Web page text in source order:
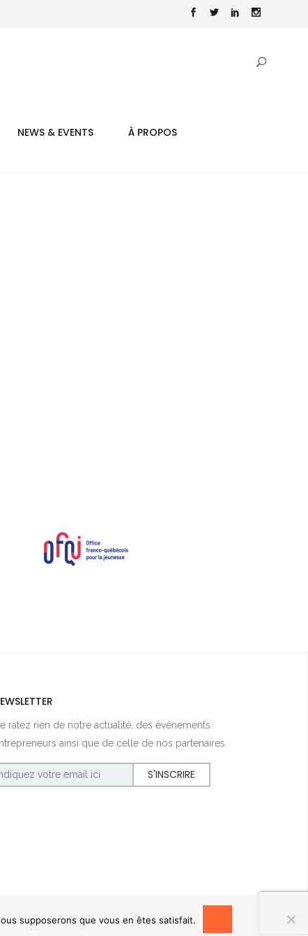
NEWS & EVENTS À PROPOS
ratez rien de notre actualité, des événements
ainsi que de celle de nos partenaires.
supposerons que vous en êtes satisfait.